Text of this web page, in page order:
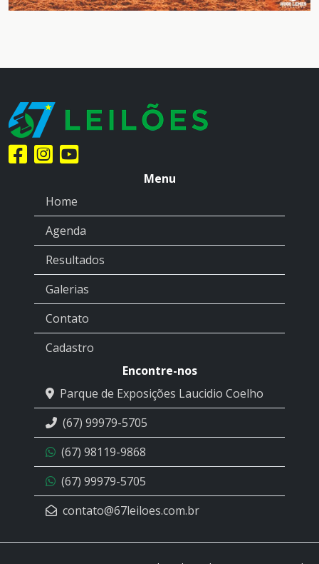
Menu
Home
Agenda
Resultados
Galerias
Contato
Cadastro
Encontre-nos
Parque de Exposições Laucidio Coelho
(67) 99979-5705
(67) 98119-9868
(67) 99979-5705
contato@67leiloes.com.br